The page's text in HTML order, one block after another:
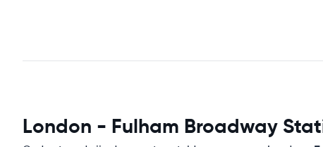
London - Fulham Broadway